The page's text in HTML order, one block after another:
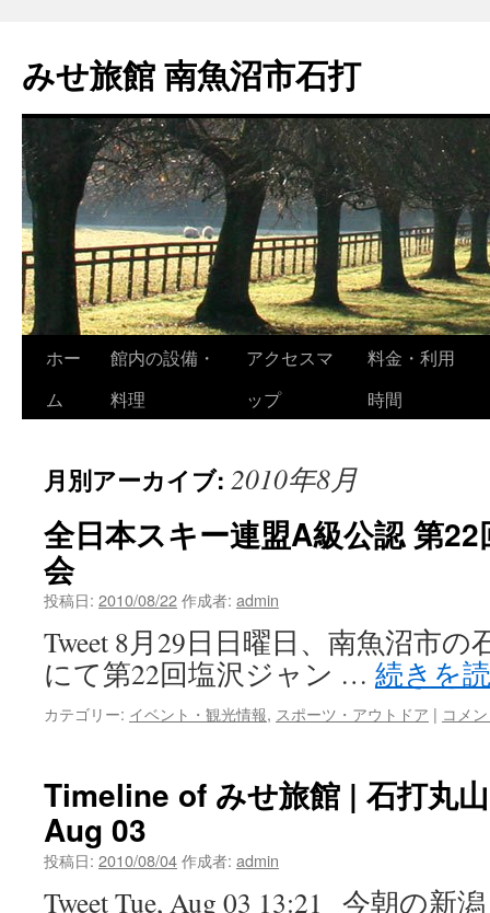
テ
ン
ス
キ
ッ
プ
みせ旅館 南魚沼市石打
ホー
ム
館内の設備・
料理
アクセスマ
ップ
料金・利用
時間
月別アーカイブ: 2010年8月
全日本スキー連盟A級公認 第
会
投稿日: 2010/08/22作成者: admin
Tweet 8月29日日曜日、南魚沼市
にて第22回塩沢ジャン … 続きを
カテゴリー: イベント・観光情報, スポーツ・アウトドア | コメ
Timeline of みせ旅館 | 石打丸
Aug 03
投稿日: 2010/08/04作成者: admin
Tweet Tue, Aug 03 13:21 今朝の新